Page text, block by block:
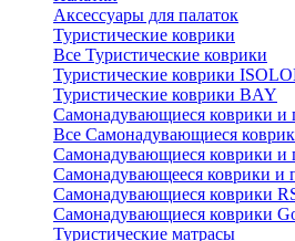
Аксессуары для палаток
Туристические коврики
Все Туристические коврики
Туристические коврики
Туристические коврики BAY
Самонадувающиеся коврики и
Все Самонадувающиеся
Самонадувающиеся коврики и
Самонадувающееся коврики и
Самонадувающиеся коврики
Самонадувающиеся коврики
Туристические матрасы